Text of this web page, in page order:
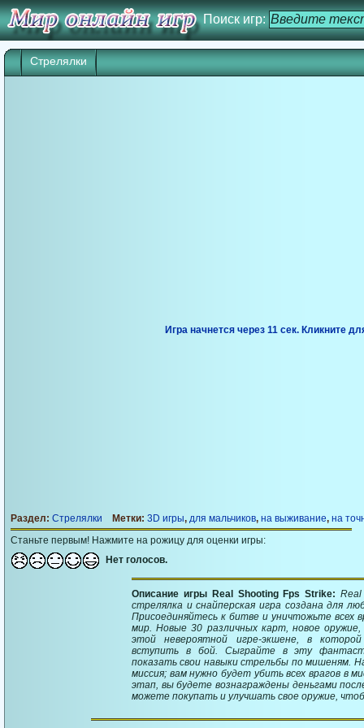
Поиск игр:
Стрелялки
Игра начнется через 10 сек. Кликните
Раздел: Стрелялки Метки: 3D игры, для мальчиков, на выживание, на
Станьте первым! Нажмите на рожицу для оценки игры:
Нет голосов.
Описание игры Real Shooting Fps Strike:
стрелялка и снайперская игра создана для
Присоединяйтесь к битве и уничтожьте всех
мир. Новые 30 различных карт, новое
этой невероятной игре-экшене, в
вступить в бой. Сыграйте в эту
показать свои навыки стрельбы по мишеням.
миссия; вам нужно будет убить всех врагов в
этап, вы будете вознаграждены деньгами
можете покупать и улучшать свое оружие,